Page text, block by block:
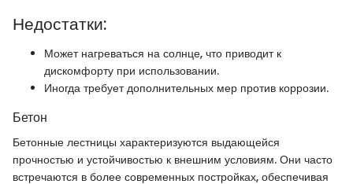
Недостатки:
Может нагреваться на солнце, что приводит к
дискомфорту при использовании.
Иногда требует дополнительных мер против коррозии.
Бетон
Бетонные лестницы характеризуются выдающейся
прочностью и устойчивостью к внешним условиям. Они часто
встречаются в более современных постройках, обеспечивая